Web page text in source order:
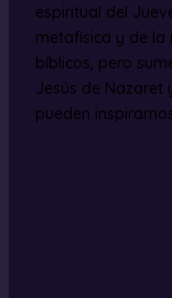
espiritual del
metafísica y de la
bíblicos, pero
Jesús de Nazaret
pueden